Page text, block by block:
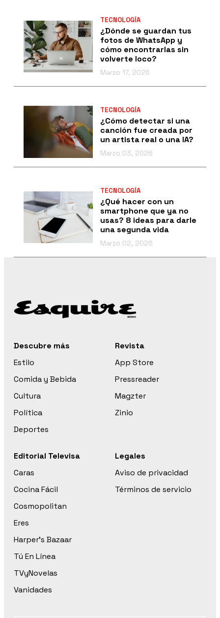
TECNOLOGÍA
¿Dónde se guardan tus
fotos de WhatsApp y
cómo encontrarlas sin
volverte loco?
Marzo 17, 2026
TECNOLOGÍA
¿Cómo detectar si una
canción fue creada por
un artista real o una IA?
Marzo 03, 2026
TECNOLOGÍA
¿Qué hacer con un
smartphone que ya no
usas? 8 ideas para darle
una segunda vida
Marzo 02, 2026
Descubre más
Estilo
Comida y Bebida
Cultura
Política
Deportes
Revista
App Store
Pressreader
Magzter
Zinio
Editorial Televisa
Caras
Cocina Fácil
Cosmopolitan
Eres
Harper’s Bazaar
Tú En Línea
TVyNovelas
Vanidades
Legales
Aviso de privacidad
Términos de servicio